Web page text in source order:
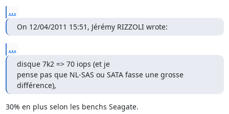
...
On 12/04/2011 15:51, Jérémy RIZZOLI wrote:
...
disque 7k2 => 70 iops (et je
pense pas que NL-SAS ou SATA fasse une grosse
différence),
30% en plus selon les benchs Seagate.